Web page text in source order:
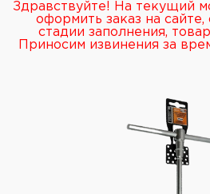
Здравствуйте! На текущий
оформить заказ на сайте,
стадии заполнения,
Приносим извинения за